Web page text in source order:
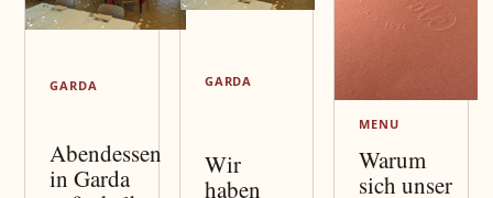
GARDA
Abendessen
in Garda
GARDA
Wir
haben
MENU
Warum
sich unser